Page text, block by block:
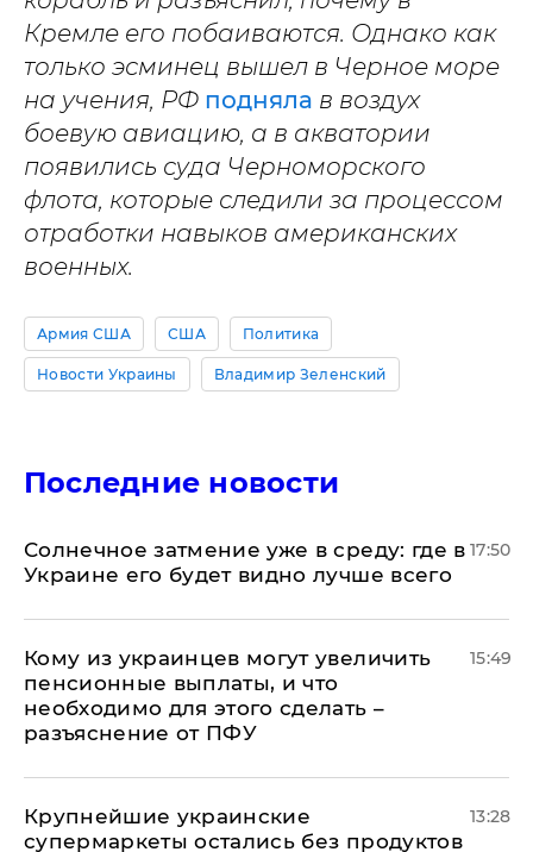
Кремле его побаиваются. Однако как
только эсминец вышел в Черное море
на учения, РФ подняла в воздух
боевую авиацию, а в акватории
появились суда Черноморского
флота, которые следили за процессом
отработки навыков американских
военных.
Армия США США Политика
Новости Украины Владимир Зеленский
Последние новости
​Солнечное затмение уже в среду: где в
Украине его будет видно лучше всего
17:50
Кому из украинцев могут увеличить
пенсионные выплаты, и что
необходимо для этого сделать –
разъяснение от ПФУ
15:49
Крупнейшие украинские
супермаркеты остались без продуктов
13:28